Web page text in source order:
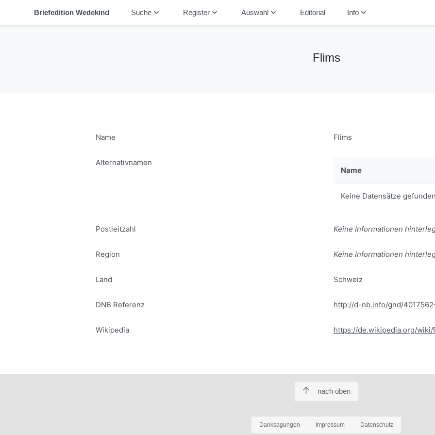
Briefedition Wedekind Suchekeyboard_arrow_down Registerkeyboard_arrow_down Auswahlkeyboard_arrow_down Editorial Infokeyboard_arrow_down
Flims
Name Flims
Alternativnamen
Name
Keine Datensätze
Postleitzahl Keine Informationen
Region Keine Informationen
Land Schweiz
DNB Referenz http://d-nb.info/gnd/
Wikipedia https://de.wikipedia.org/wiki/
nach oben
Danksagungen Impressum Datenschutz